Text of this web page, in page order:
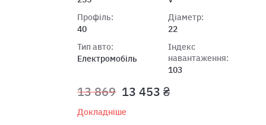
Профіль:
40
Тип авто:
Електромобіль
Діаметр:
22
Індекс
навантаження:
103
13 869 13 453 ₴
Докладніше